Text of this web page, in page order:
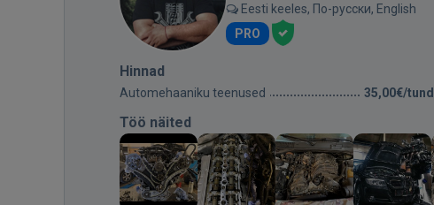
Eesti keeles, По-русски, English
PRO
Hinnad
Automehaaniku teenused 35,00€/tund
Töö näited